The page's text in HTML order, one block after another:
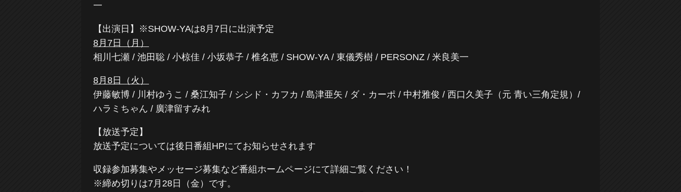
一
【出演日】※SHOW-YAは8月7日に出演予定
8月7日（月）
相川七瀬 / 池田聡 / 小椋佳 / 小坂恭子 / 椎名恵 / SHOW-YA / 東儀秀樹 / PERSONZ / 米良美一
8月8日（火）
伊藤敏博 / 川村ゆうこ / 桑江知子 / シシド・カフカ / 島津亜矢 / ダ・カーポ / 中村雅俊 / 西口久美子（元 青い三角定規）/
ハラミちゃん / 廣津留すみれ
【放送予定】
放送予定については後日番組HPにてお知らせされます
収録参加募集やメッセージ募集など番組ホームページにて詳細ご覧ください！
※締め切りは7月28日（金）です。